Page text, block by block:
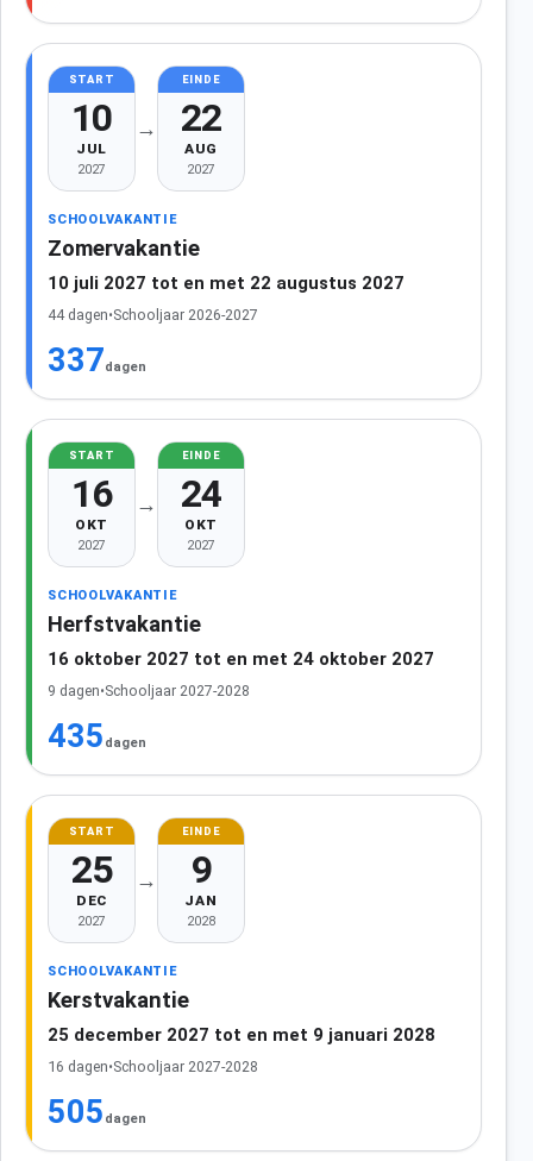
START
10
JUL
2027
→
EINDE
22
AUG
2027
SCHOOLVAKANTIE
Zomervakantie
10 juli 2027 tot en met 22 augustus 2027
44 dagen•Schooljaar 2026-2027
337dagen
START
16
OKT
2027
→
EINDE
24
OKT
2027
SCHOOLVAKANTIE
Herfstvakantie
16 oktober 2027 tot en met 24 oktober 2027
9 dagen•Schooljaar 2027-2028
435 dagen
START
25
DEC
2027
→
EINDE
9
JAN
2028
SCHOOLVAKANTIE
Kerstvakantie
25 december 2027 tot en met 9 januari 2028
16 dagen•Schooljaar 2027-2028
505 dagen